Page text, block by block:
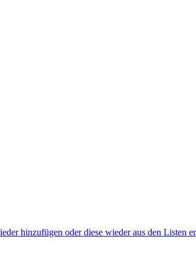
hinzufügen oder diese wieder aus den Listen